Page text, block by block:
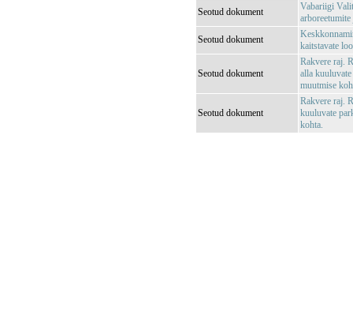
Seotud dokument
Vabariigi
Seotud dokument
kaitstavate
Seotud dokument
Rakvere raj.
alla
muutmise
Seotud dokument
Rakvere raj.
kuuluvate
kohta.